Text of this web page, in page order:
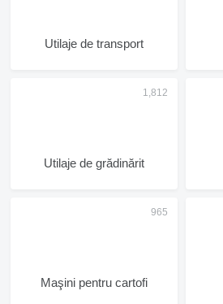
Utilaje de transport
Utilaje de grădinărit
Maşini pentru cartofi